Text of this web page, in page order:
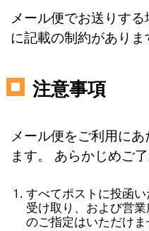
メール便でお送りする
に記載の制約がありま
注意事項
メール便をご利用に
ます。 あらかじめご了
すべてポストに投函
受け取り、および営
のご指定はいただけま